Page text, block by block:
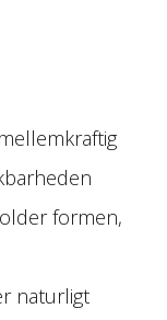
formen,
naturligt